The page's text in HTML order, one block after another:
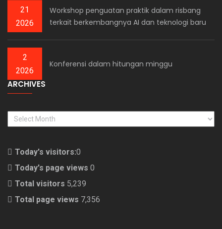
21
2026
Workshop penguatan praktik dalam risbang
terkait berkembangnya AI dan teknologi baru
2
2026
Konferensi dalam hitungan minggu
ARCHIVES
ARCHIVES
Today's visitors:0
Today's page views 0
Total visitors 5,239
Total page views 7,356